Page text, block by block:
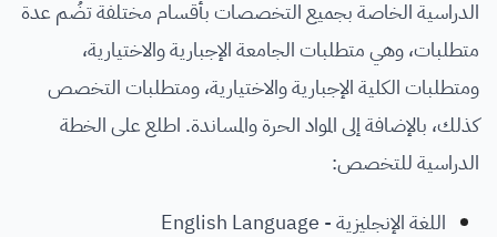
الدراسية الخاصة بجميع التخصصات بأقسام مختلفة تضُم عدة
متطلبات، وهي متطلبات الجامعة الإجبارية والاختيارية،
ومتطلبات الكلية الإجبارية والاختيارية، ومتطلبات التخصص
كذلك، بالإضافة إلى المواد الحرة والمساندة. اطلع على الخطة
الدراسية للتخصص:
اللغة الإنجليزية - English Language